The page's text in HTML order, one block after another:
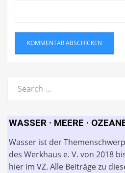
for:
WASSER · MEERE ·
Wasser ist der
des Werkhaus e. V. von 2018
hier im VZ. Alle Beiträge zu